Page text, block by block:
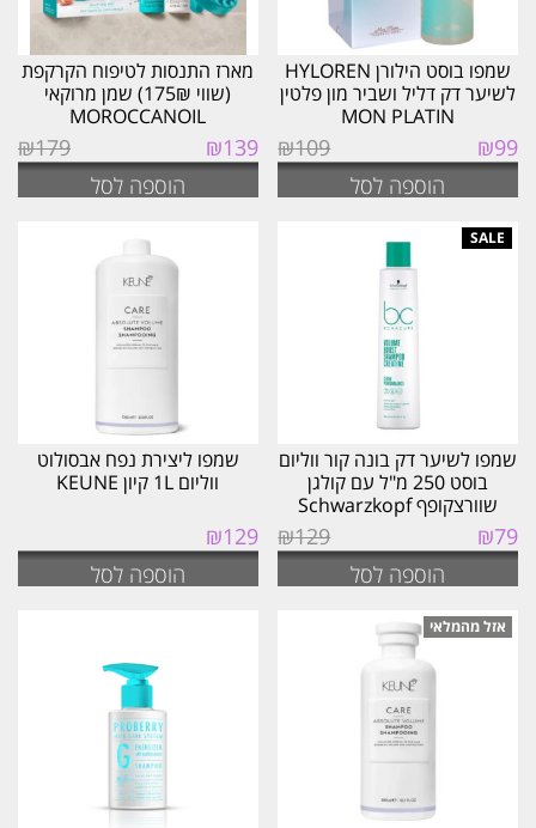
שמפו בוסט הילורן HYLOREN
לשיער דק דליל ושביר מון פלטין
MON PLATIN
₪109
המחיר
המקורי
₪99
הנוכחי
הוספה לסל
מארז התנסות לטיפוח הקרקפת
(שווי 175₪) שמן מרוקאי
MOROCCANOIL
₪179
המחיר
המקורי
₪139
הנוכחי
הוא:הוספה לסל
שמפו לשיער דק בונה קור ווליום
בוסט 250 מ"ל עם קולגן
שוורצקופף Schwarzkopf
₪129
המחיר
המקורי
₪79
הנוכחי
הוספה לסל
שמפו ליצירת נפח אבסולוט
ווליום 1L קיון KEUNE
₪129
הוספה לסל